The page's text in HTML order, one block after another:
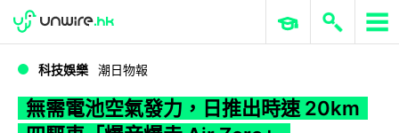
WWDC 2026 ERP 與商業 AI
科技娛樂 潮日物報
無需電池空氣發力，日推出時速 20km